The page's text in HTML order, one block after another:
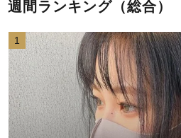
週間ランキング（総合）
1